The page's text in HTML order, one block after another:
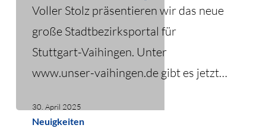
Voller Stolz präsentieren wir das neue
große Stadtbezirksportal für
Stuttgart-Vaihingen. Unter
www.unser-vaihingen.de gibt es jetzt…
30. April 2025
19.08.2021
Neuigkeiten